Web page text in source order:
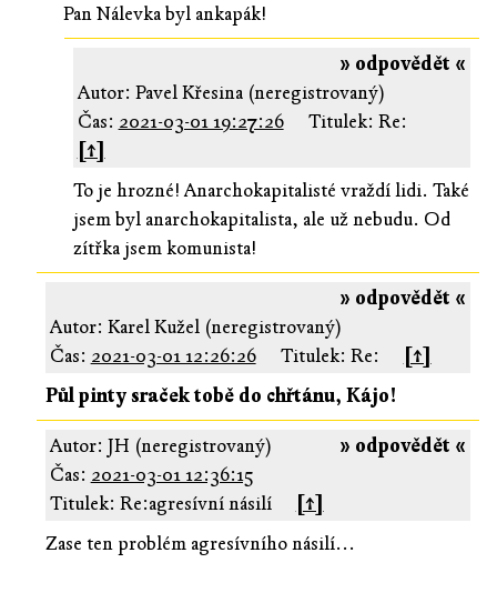
Pan Nálevka byl ankapák!
» odpovědět «
Autor: Pavel Křesina (neregistrovaný)
Čas: 2021-03-01 19:27:26
Titulek: Re:
[↑]
To je hrozné! Anarchokapitalisté vraždí lidi. Také
jsem byl anarchokapitalista, ale už nebudu. Od
zítřka jsem komunista!
» odpovědět «
Autor: Karel Kužel (neregistrovaný)
Čas: 2021-03-01 12:26:26 Titulek: Re:
[↑]
Půl pinty sraček tobě do chřtánu, Kájo!
» odpovědět «
Autor: JH (neregistrovaný)
Čas: 2021-03-01 12:36:15
Titulek: Re:agresívní násilí
[↑]
Zase ten problém agresívního násilí...